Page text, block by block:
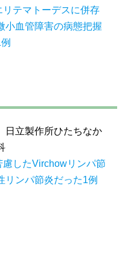
リテマトーデスに併存
小血管障害の病態把握
立製作所ひたちなか
慮したVirchowリンパ節
リンパ節炎だった1例